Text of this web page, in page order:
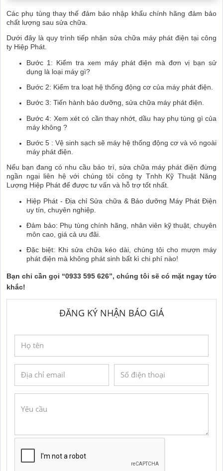
Các phụ tùng thay thế đảm bảo nhập khẩu chính hãng đảm bảo
chất lượng sau sửa chữa.
Dưới đây là quy trình tiếp nhận sửa chữa máy phát điện tại công
ty Hiệp Phát.
Bước 1: Kiểm tra xem máy phát điện mà đơn vị bạn sử
dụng là loại máy gì?
Bước 2: Kiểm tra loạt hệ thống động cơ của máy phát điện.
Bước 3: Tiến hành bảo dưỡng, sửa chữa máy phát điện.
Bước 4: Xem xét có cần thay nhớt, dầu hay phụ tùng gì của
máy không ?
Bước 5 : Vệ sinh sạch sẽ máy hệ thống động cơ và vỏ ngoài
máy phát điện.
Nếu bạn đang có nhu cầu bảo trì, sửa chữa máy phát điện đừng
ngần ngại liên hệ với chúng tôi công ty Tnhh Kỹ Thuật Năng
Lượng Hiệp Phát để được tư vấn và hỗ trợ tốt nhất.
Hiệp Phát - Địa chỉ Sửa chữa & Bảo dưỡng Máy Phát Điện
uy tín, chuyên nghiệp.
Đảm bảo: Phụ tùng chính hãng, nhân viên kỹ thuật, chuyên
môn cao, giá cả ưu đãi.
Đặc biệt: Khi sửa chữa kéo dài, chúng tôi cho mượn máy
phát điện mà không phát sinh bất kì chi phí nào!
Bạn chỉ cần gọi “0933 595 626”, chúng tôi sẽ có mặt ngay tức
khắc!
ĐĂNG KÝ NHẬN BÁO GIÁ